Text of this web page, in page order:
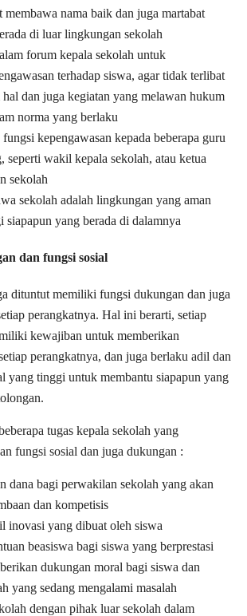
membawa nama baik dan juga martabat
di luar lingkungan sekolah
forum kepala sekolah untuk
terhadap siswa, agar tidak terlibat
hal dan juga kegiatan yang melawan hukum
norma yang berlaku
kepengawasan kepada beberapa guru
seperti wakil kepala sekolah, atau ketua
sekolah
sekolah adalah lingkungan yang aman
siapapun yang berada di dalamnya
dan fungsi sosial
dituntut memiliki fungsi dukungan dan juga
perangkatnya. Hal ini berarti, setiap
kewajiban untuk memberikan
perangkatnya, dan juga berlaku adil dan
yang tinggi untuk membantu siapapun yang
tugas kepala sekolah yang
fungsi sosial dan juga dukungan :
dana bagi perwakilan sekolah yang akan
dan kompetisis
inovasi yang dibuat oleh siswa
beasiswa bagi siswa yang berprestasi
dukungan moral bagi siswa dan
yang sedang mengalami masalah
dengan pihak luar sekolah dalam